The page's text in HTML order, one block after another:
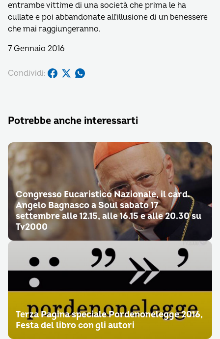
entrambe vittime di una società che prima le ha
cullate e poi abbandonate all’illusione di un benessere
che mai raggiungeranno.
7 Gennaio 2016
Condividi:
Potrebbe anche interessarti
Congresso Eucaristico Nazionale, il card.
Angelo Bagnasco a Soul sabato 17
settembre alle 12.15, alle 16.15 e alle 20.30 su
Tv2000
Terza Pagina speciale Pordenonelegge 2016,
Festa del libro con gli autori